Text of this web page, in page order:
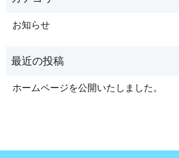
お知らせ
ホームページを公開いたしました。